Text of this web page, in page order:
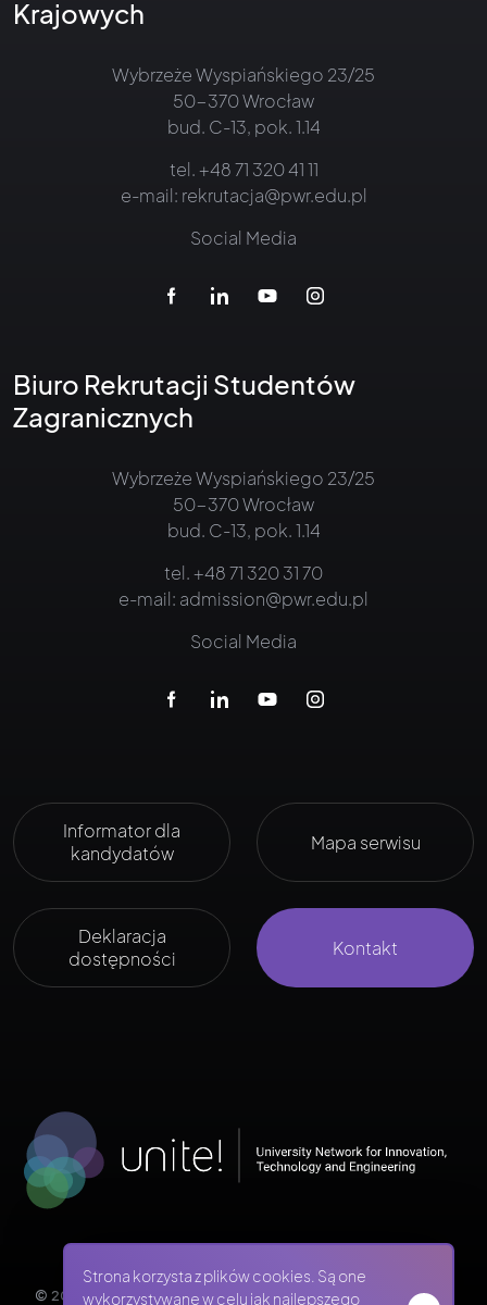
Krajowych
Wybrzeże Wyspiańskiego 23/25
50-370 Wrocław
bud. C-13, pok. 1.14
tel.+48 71 320 41 11
e-mail: rekrutacja@pwr.edu.pl
Social Media
Biuro Rekrutacji Studentów
Zagranicznych
Wybrzeże Wyspiańskiego 23/25
50-370 Wrocław
bud. C-13, pok. 1.14
tel.+48 71 320 31 70
e-mail: admission@pwr.edu.pl
Social Media
Informator dla
kandydatów
Mapa serwisu
Deklaracja
dostępności
Kontakt
© 2026 REKRUTACJA PWR - POLITECHNIKA WROCŁAWSKA
Strona korzysta z plików cookies. Są one
wykorzystywane w celu jak najlepszego